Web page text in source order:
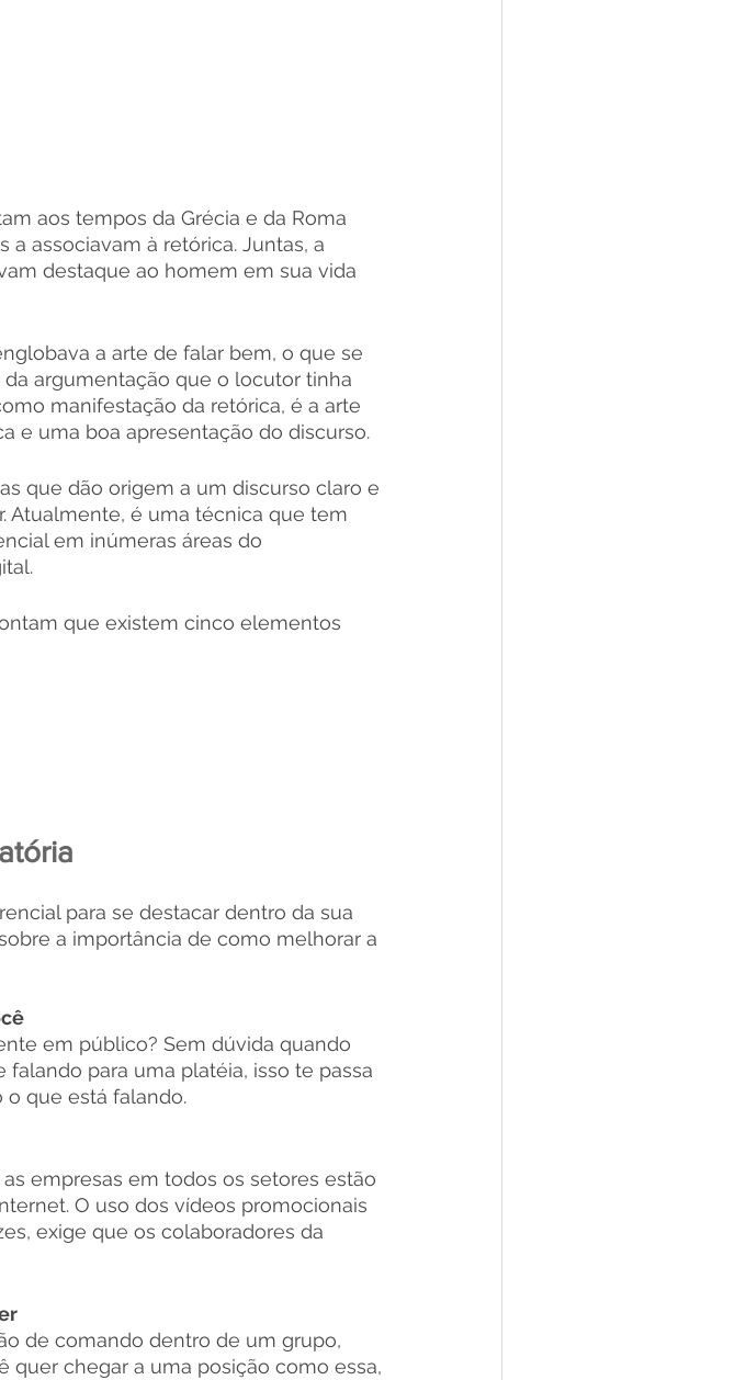
aos tempos da Grécia e da Roma
associavam à retórica. Juntas, a
destaque ao homem em sua vida
a arte de falar bem, o que se
argumentação que o locutor tinha
manifestação da retórica, é a arte
e uma boa apresentação do discurso.
que dão origem a um discurso claro e
Atualmente, é uma técnica que tem
em inúmeras áreas do
que existem cinco elementos
para se destacar dentro da sua
a importância de como melhorar a
em público? Sem dúvida quando
para uma platéia, isso te passa
que está falando.
empresas em todos os setores estão
O uso dos vídeos promocionais
exige que os colaboradores da
de comando dentro de um grupo,
quer chegar a uma posição como essa,